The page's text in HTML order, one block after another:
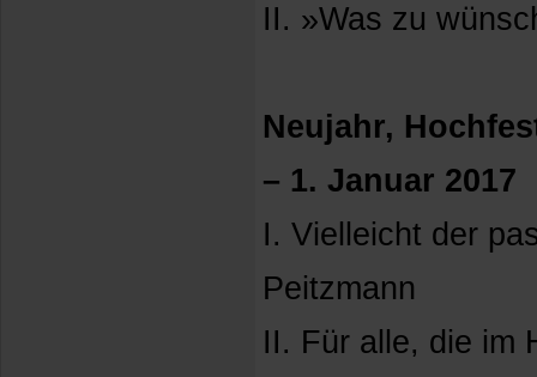
II. »Was zu
Neujahr,
– 1. Januar 2017
I. Vielleicht der
Peitzmann
II. Für alle, die im